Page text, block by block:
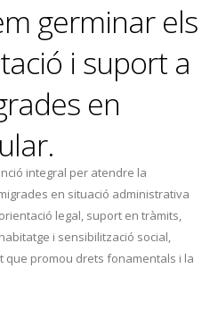
germinar els
i suport a
en
integral per atendre la
en situació administrativa
legal, suport en tràmits,
i sensibilització social,
promou drets fonamentals i la